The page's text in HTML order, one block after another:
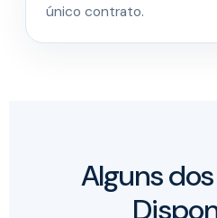
único contrato.
Alguns